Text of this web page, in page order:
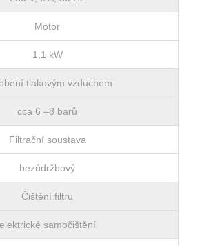
Motor
1,1 kW
tlakovým vzduchem
cca 6 –8 barů
Filtrační soustava
bezúdržbový
Čištění filtru
elektrické samočištění